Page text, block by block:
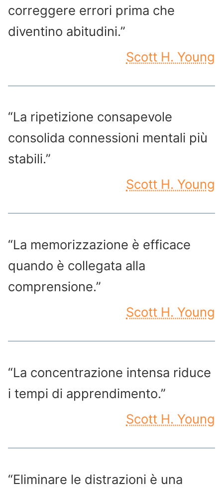
correggere errori prima che
diventino abitudini.”
Scott H. Young
“La ripetizione consapevole
consolida connessioni mentali più
stabili.”
Scott H. Young
“La memorizzazione è efficace
quando è collegata alla
comprensione.”
Scott H. Young
“La concentrazione intensa riduce
i tempi di apprendimento.”
Scott H. Young
“Eliminare le distrazioni è una